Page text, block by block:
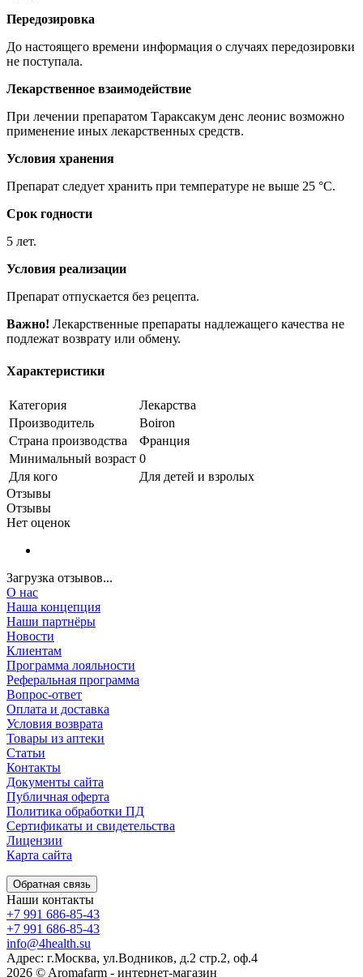
Передозировка
До настоящего времени информация о случаях передозировки
не поступала.
Лекарственное взаимодействие
При лечении препаратом Тараксакум денс леонис возможно
применение иных лекарственных средств.
Условия хранения
Препарат следует хранить при температуре не выше 25 °C.
Срок годности
5 лет.
Условия реализации
Препарат отпускается без рецепта.
Важно! Лекарственные препараты надлежащего качества не
подлежат возврату или обмену.
Характеристики
Категория
Лекарства
Производитель
Boiron
Страна производства
Франция
Минимальный возраст 0
Для кого
Для детей и взролых
Отзывы
Отзывы
Нет оценок
Загрузка отзывов...
О нас
Наша концепция
Наши партнёры
Новости
Клиентам
Программа лояльности
Реферальная программа
Вопрос-ответ
Оплата и доставка
Условия возврата
Товары из аптеки
Статьи
Контакты
Документы сайта
Публичная оферта
Политика обработки ПД
Сертификаты и свидетельства
Лицензии
Карта сайта
Обратная связь
Наши контакты
+7 991 686-85-43
+7 991 686-85-43
info@4health.su
Адрес: г.Москва, ул.Водников, д.2 стр.2, оф.4
2026 © Aromafarm - интернет-магазин